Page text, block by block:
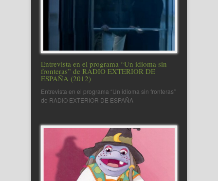
Entrevista en el programa “Un idioma sin
fronteras” de RADIO EXTERIOR DE
ESPAÑA (2012)
Entrevista en el programa “Un idioma sin fronteras”
de RADIO EXTERIOR DE ESPAÑA